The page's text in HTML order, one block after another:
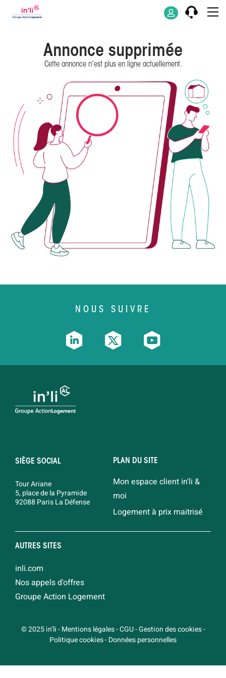
Annonce supprimée
Cette annonce n’est plus en ligne actuellement.
NOUS SUIVRE
SIÈGE SOCIAL
Tour Ariane
5, place de la Pyramide
92088 Paris La Défense
PLAN DU SITE
Mon espace client in'li &
moi
Logement à prix maitrisé
AUTRES SITES
inli.com
Nos appels d'offres
Groupe Action Logement
© 2025 in’li-Mentions légales-CGU-Gestion des cookies-
Politique cookies-Données personnelles